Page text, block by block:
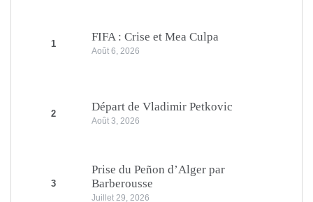
1
FIFA : Crise et Mea Culpa
Août 6, 2026
2
Départ de Vladimir Petkovic
Août 3, 2026
3
Prise du Peñon d’Alger par
Barberousse
Juillet 29, 2026